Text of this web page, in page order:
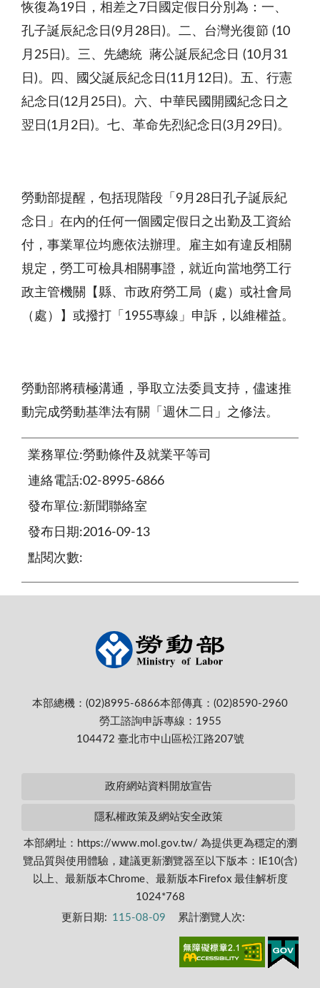
恢復為19 日，相差之 7 日國定假日分別為：一、
孔子誕辰紀念日 (9月 28 日 )。二、台灣光復節 (10
月 25 日 )。三、先總統 蔣公誕辰紀念日 (10月 31
日 )。四、國父誕辰紀念日 (11月 12 日 )。五、行憲
紀念日 (12月 25 日 )。六、中華民國開國紀念日之
翌日 (1月 2 日 )。七、革命先烈紀念日 (3月 29 日 )。
勞動部提醒，包括現階段「 9月 28 日孔子誕辰紀
念日」在內的任何一個國定假日之出勤及工資給
付，事業單位均應依法辦理。雇主如有違反相關
規定，勞工可檢具相關事證，就近向當地勞工行
政主管機關【縣、市政府勞工局（處）或社會局
（處）】或撥打「 1955專線」申訴，以維權益。
勞動部將積極溝通，爭取立法委員支持，儘速推
動完成勞動基準法有關「週休二日」之修法。
業務單位:勞動條件及就業平等司
連絡電話:02-8995-6866
發布單位:新聞聯絡室
發布日期:2016-09-13
點閱次數:
本部總機：(02)8995-6866本部傳真：(02)8590-2960
勞工諮詢申訴專線：1955
104472 臺北市中山區松江路207號
政府網站資料開放宣告
隱私權政策及網站安全政策
本部網址：https://www.mol.gov.tw/ 為提供更為穩定的瀏
覽品質與使用體驗，建議更新瀏覽器至以下版本：IE10(含)
以上、最新版本Chrome、最新版本Firefox 最佳解析度
1024*768
更新日期: 115-08-09 累計瀏覽人次: